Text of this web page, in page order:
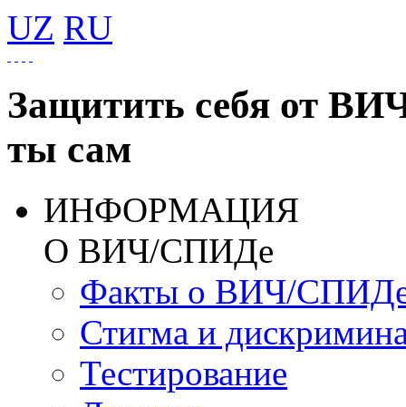
UZ RU
Защитить себя от
ты сам
ИНФОРМАЦИЯ
О ВИЧ/СПИДе
Факты о ВИЧ/
Стигма и
Тестирование